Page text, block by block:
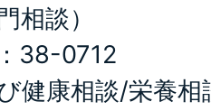
相談）
38-0712
健康相談/栄養相